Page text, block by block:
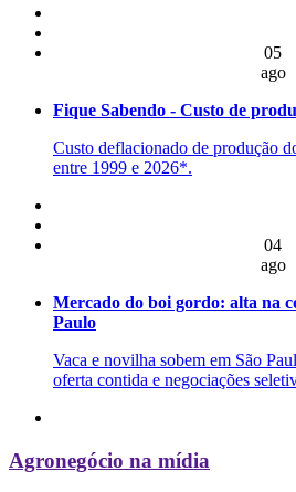
05
ago
Fique Sabendo - Custo de
Custo deflacionado de produção
entre 1999 e 2026*.
04
ago
Mercado do boi gordo: alta na
Paulo
Vaca e novilha sobem em São
oferta contida e negociações
Agronegócio na mídia